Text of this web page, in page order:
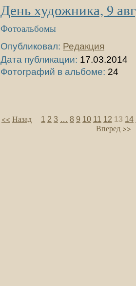
День художника, 9
Фотоальбомы
Опубликовал: Редакция
Дата публикации: 17.03.2014
Фотографий в альбоме: 24
<< Назад 1 2 3 … 8 9 10 11 12 13 14
Вперед >>